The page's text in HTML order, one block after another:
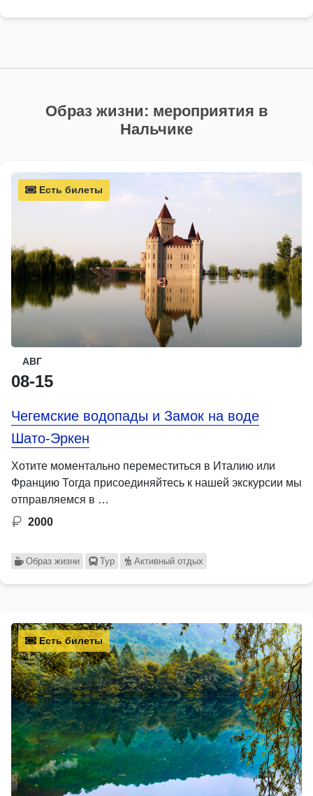
Образ жизни: мероприятия в
Нальчике
Есть билеты
АВГ
08-15
Чегемские водопады и Замок на воде
Шато-Эркен
Хотите моментально переместиться в Италию или
Францию Тогда присоединяйтесь к нашей экскурсии мы
отправляемся в …
2000
Образ жизни Тур Активный отдых
Есть билеты